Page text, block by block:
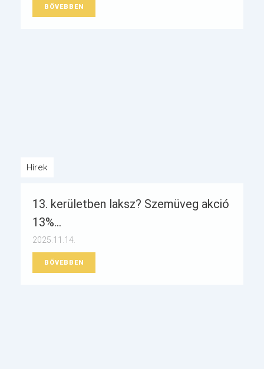
BŐVEBBEN
Hírek
13. kerületben laksz? Szemüveg akció
13%...
2025.11.14.
BŐVEBBEN